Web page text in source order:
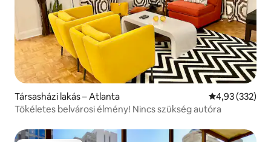
Társasházi lakás – Atlanta Átlagos
4,93 (332)
Tökéletes belvárosi élmény! Nincs szükség autóra